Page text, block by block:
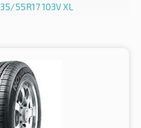
55R17 103V XL